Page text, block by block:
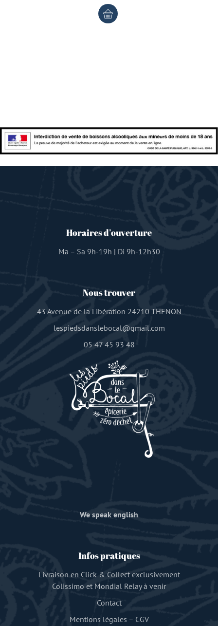
Horaires d’ouverture
Ma – Sa 9h-19h | Di 9h-12h30
Nous trouver
43 Avenue de la Libération 24210 THENON
lespiedsdanslebocal@gmail.com
05 47 45 93 48
We speak english
Infos pratiques
Livraison en Click & Collect exclusivement
Colissimo et Mondial Relay à venir
Contact
Mentions légales – CGV